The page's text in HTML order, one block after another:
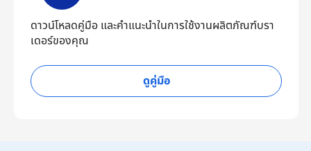
ดาวน์โหลดคู่มือ และคำแนะนำในการใช้งานผลิตภัณฑ์บรา
เดอร์ของคุณ
ดูคู่มือ